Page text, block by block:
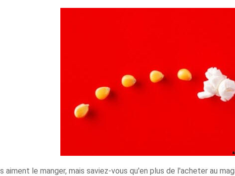
aiment le manger, mais saviez-vous qu'en plus de l'acheter au